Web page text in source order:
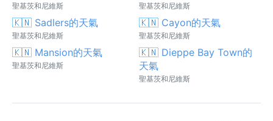
聖基茨和尼維斯 聖基茨和尼維斯
🇰🇳 Sadlers的天氣
聖基茨和尼維斯
🇰🇳 Cayon的天氣
聖基茨和尼維斯
🇰🇳 Mansion的天氣
聖基茨和尼維斯
🇰🇳 Dieppe Bay Town的
天氣
聖基茨和尼維斯